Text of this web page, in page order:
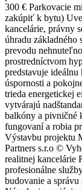
300 € Parkovacie
zakúpiť k bytu)
kancelárie, právny
úhradu základného
prevodu
prostredníctvom
predstavuje
úspornosti a
trieda energetickej
vytvárajú
balkóny a pivničné
fungovaní a robia
Výstavbu projektu
Partners s.r.o ©
realitnej kancelárie
profesionálne
budovanie a